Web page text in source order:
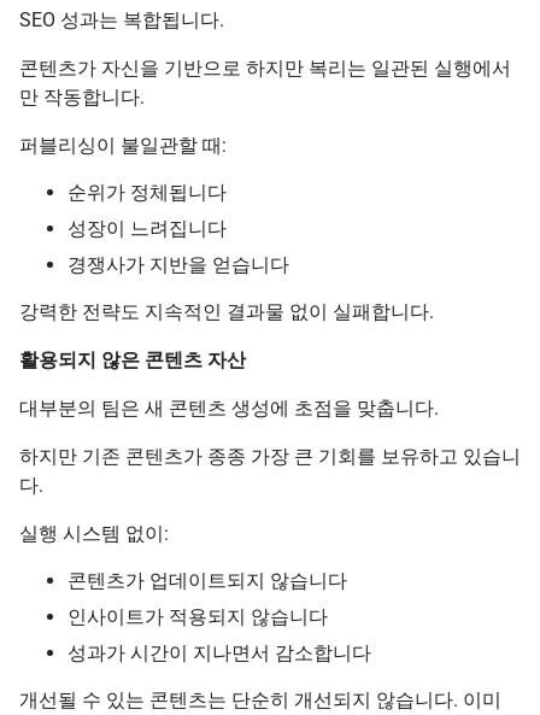
SEO 성과는 복합됩니다.
콘텐츠가 자신을 기반으로 하지만 복리는 일관된 실행에서
만 작동합니다.
퍼블리싱이 불일관할 때:
순위가 정체됩니다
성장이 느려집니다
경쟁사가 지반을 얻습니다
강력한 전략도 지속적인 결과물 없이 실패합니다.
활용되지 않은 콘텐츠 자산
대부분의 팀은 새 콘텐츠 생성에 초점을 맞춥니다.
하지만 기존 콘텐츠가 종종 가장 큰 기회를 보유하고 있습니
다.
실행 시스템 없이:
콘텐츠가 업데이트되지 않습니다
인사이트가 적용되지 않습니다
성과가 시간이 지나면서 감소합니다
개선될 수 있는 콘텐츠는 단순히 개선되지 않습니다. 이미